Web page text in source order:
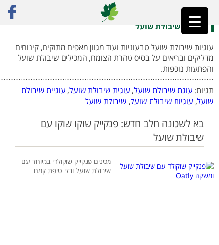
ראשי»עוגיות שיבולת שועל
עוגיות שיבולת שועל
עוגיות שיבולת שועל טבעוניות ועוד מגוון מאפים מתוקים, קינוחים
מדליקים ובריאים על בסיס טהרת הצומח, המכילים שיבולת שועל
והפתעות נוספות.
תגיות: עוגת שיבולת שועל, עוגית שיבולת שועל, עוגיית שיבולת
שועל, עוגיות שיבולת שועל, שיבולת שועל
בא לשכונה חלב חדש: פנקייק שוקו שוקו עם
שיבולת שועל
מכינים פנקייק שוקולדי במיוחד עם
שיבולת שועל ובלי טיפת קמח